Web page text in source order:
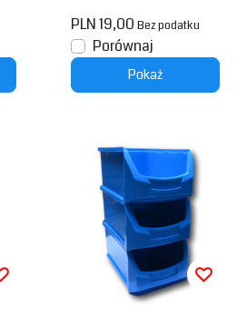
PLN 19,00 Bez podatku
Porównaj
Pokaż